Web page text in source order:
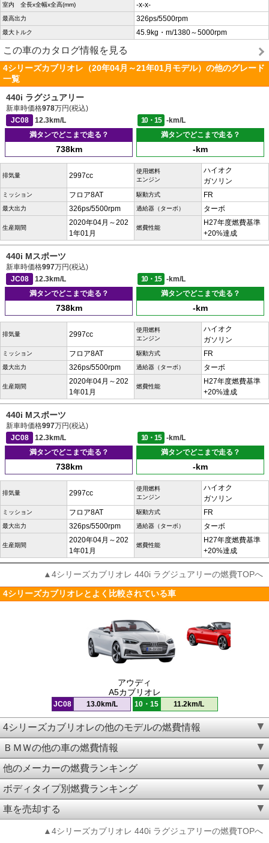
室内 全長x全幅x全高(mm) -x-x-
最高出力 326ps/5500rpm
最大トルク 45.9kg・m/1380～5000rpm
この車のカタログ情報を見る
4シリーズカブリオレ（20年04月～21年01月モデル）の他のグレード
一覧
440i ラグジュアリー
新車時価格978万円(税込)
JC08
12.3km/L 10・15
-km/L
満タンでどこまで走る？
738km
満タンでどこまで走る？
-km
排気量 2997cc
使用燃料
エンジン
ハイオク
ガソリン
ミッション フロア8AT 駆動方式 FR
最大出力 326ps/5500rpm 過給器（ターボ） ターボ
生産期間
2020年04月～202
1年01月
燃費性能
H27年度燃費基準
+20%達成
440i Mスポーツ
新車時価格997万円(税込)
JC08
12.3km/L 10・15
-km/L
満タンでどこまで走る？
738km
満タンでどこまで走る？
-km
排気量 2997cc
使用燃料
エンジン
ハイオク
ガソリン
ミッション フロア8AT 駆動方式 FR
最大出力 326ps/5500rpm 過給器（ターボ） ターボ
生産期間
2020年04月～202
1年01月
燃費性能
H27年度燃費基準
+20%達成
440i Mスポーツ
新車時価格997万円(税込)
JC08
12.3km/L 10・15
-km/L
満タンでどこまで走る？
738km
満タンでどこまで走る？
-km
排気量 2997cc
使用燃料
エンジン
ハイオク
ガソリン
ミッション フロア8AT 駆動方式 FR
最大出力 326ps/5500rpm 過給器（ターボ） ターボ
生産期間
2020年04月～202
1年01月
燃費性能
H27年度燃費基準
+20%達成
▲4シリーズカブリオレ 440i ラグジュアリーの燃費TOPへ
4シリーズカブリオレとよく比較されている車
アウディ
A5カブリオレ
JC08 13.0km/L 10・15 11.2km/L
4シリーズカブリオレの他のモデルの燃費情報
ＢＭＷの他の車の燃費情報
他のメーカーの燃費ランキング
ボディタイプ別燃費ランキング
車を売却する
▲4シリーズカブリオレ 440i ラグジュアリーの燃費TOPへ